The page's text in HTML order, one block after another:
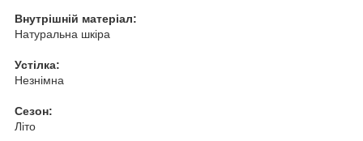
Внутрішній матеріал:
Натуральна шкіра
Устілка:
Незнімна
Сезон:
Літо